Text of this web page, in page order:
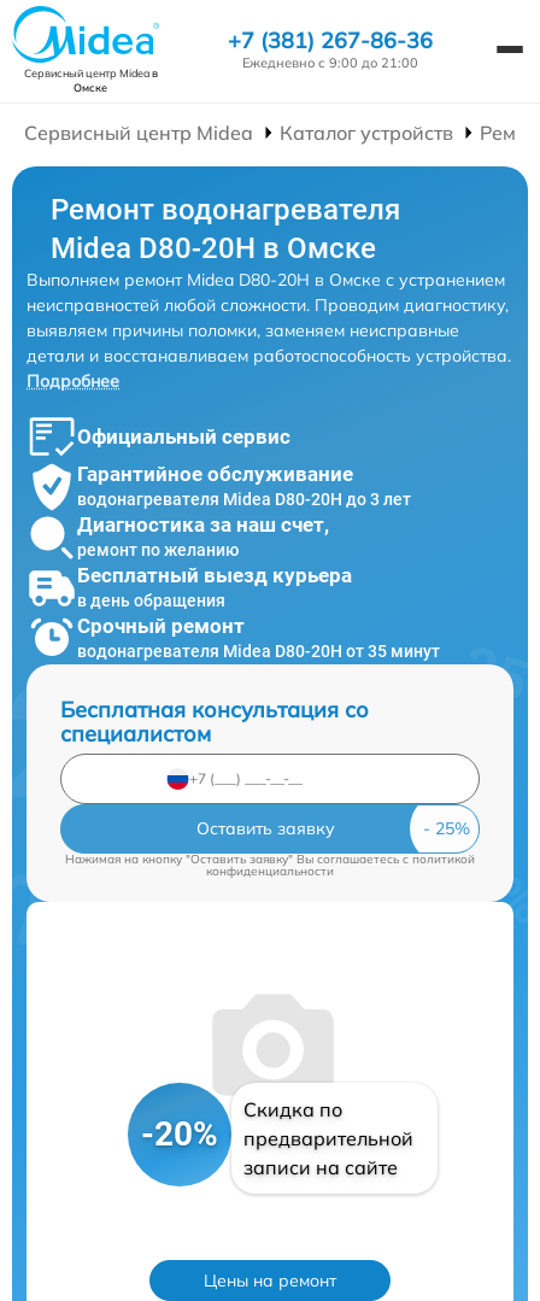
Сервисный центр Mideaв
Омске
+7 (381) 267-86-36
Ежедневно с 9:00 до 21:00
Сервисный центр Midea Каталог устройств
Ремонт водонагревателя
Midea D80-20Н в Омске
Выполняем ремонт Midea D80-20Н в Омске с устранением
неисправностей любой сложности. Проводим диагностику,
выявляем причины поломки, заменяем неисправные
детали и восстанавливаем работоспособность устройства.
Подробнее
Официальный сервис
Гарантийное обслуживание
водонагревателя Midea D80-20Н до 3 лет
Диагностика за наш счет,
ремонт по желанию
Бесплатный выезд курьера
в день обращения
Срочный ремонт
водонагревателя Midea D80-20Н от 35 минут
Бесплатная консультация со
специалистом
Оставить заявку
Нажимая на кнопку "Оставить заявку" Вы соглашаетесь cполитикой
конфиденциальности
-20%
Скидка по
предварительной
записи на сайте
Цены на ремонт